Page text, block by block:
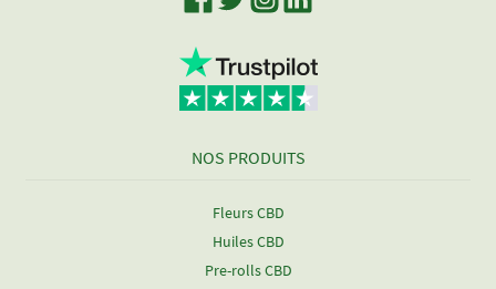
NOS PRODUITS
Fleurs CBD
Huiles CBD
Pre-rolls CBD